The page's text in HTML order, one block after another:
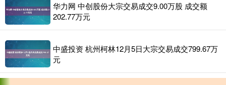
华力网 中创股份大宗交易成交9.00万股 成交额
202.77万元
中盛投资 杭州柯林12月5日大宗交易成交799.67万
元